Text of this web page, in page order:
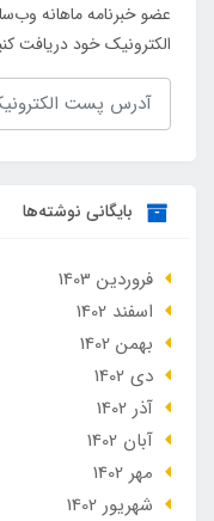
عضو خبرنامه ماهانه
الکترونیک خود دریافت
بایگانی نوشته‌ها
فروردین 1403
اسفند 1402
بهمن 1402
دی 1402
آذر 1402
آبان 1402
مهر 1402
شهریور 1402